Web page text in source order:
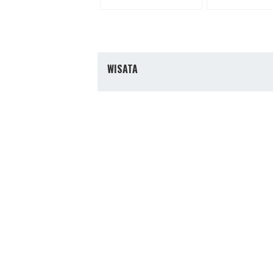
WISATA